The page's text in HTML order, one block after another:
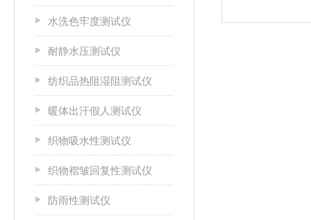
水洗色牢度测试仪
耐静水压测试仪
纺织品热阻湿阻测试仪
暖体出汗假人测试仪
织物吸水性测试仪
织物褶皱回复性测试仪
防雨性测试仪